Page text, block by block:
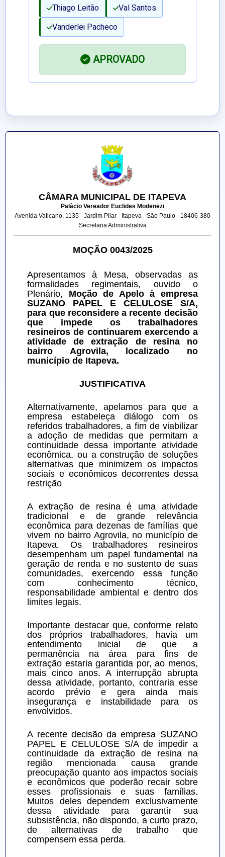
Thiago Leitão
Val Santos
Vanderlei Pacheco
APROVADO
CÂMARA MUNICIPAL DE ITAPEVA
Palácio Vereador Euclides Modenezi
Avenida Vaticano, 1135 - Jardim Pilar - Itapeva - São Paulo - 18406-380
Secretaria Administrativa
MOÇÃO 0043/2025
Apresentamos à Mesa, observadas as
formalidades regimentais, ouvido o
Plenário, Moção de Apelo à empresa
SUZANO PAPEL E CELULOSE S/A,
para que reconsidere a recente decisão
que impede os trabalhadores
resineiros de continuarem exercendo a
atividade de extração de resina no
bairro Agrovila, localizado no
município de Itapeva.
JUSTIFICATIVA
Alternativamente, apelamos para que a
empresa estabeleça diálogo com os
referidos trabalhadores, a fim de viabilizar
a adoção de medidas que permitam a
continuidade dessa importante atividade
econômica, ou a construção de soluções
alternativas que minimizem os impactos
sociais e econômicos decorrentes dessa
restrição
A extração de resina é uma atividade
tradicional e de grande relevância
econômica para dezenas de famílias que
vivem no bairro Agrovila, no município de
Itapeva. Os trabalhadores resineiros
desempenham um papel fundamental na
geração de renda e no sustento de suas
comunidades, exercendo essa função
com conhecimento técnico,
responsabilidade ambiental e dentro dos
limites legais.
Importante destacar que, conforme relato
dos próprios trabalhadores, havia um
entendimento inicial de que a
permanência na área para fins de
extração estaria garantida por, ao menos,
mais cinco anos. A interrupção abrupta
dessa atividade, portanto, contraria esse
acordo prévio e gera ainda mais
insegurança e instabilidade para os
envolvidos.
A recente decisão da empresa SUZANO
PAPEL E CELULOSE S/A de impedir a
continuidade da extração de resina na
região mencionada causa grande
preocupação quanto aos impactos sociais
e econômicos que poderão recair sobre
esses profissionais e suas famílias.
Muitos deles dependem exclusivamente
dessa atividade para garantir sua
subsistência, não dispondo, a curto prazo,
de alternativas de trabalho que
compensem essa perda.